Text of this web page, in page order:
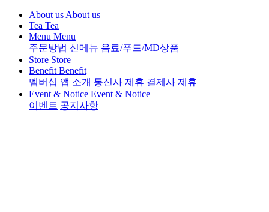
About us About us
Tea Tea
Menu Menu
주문방법 신메뉴 음료/푸드/MD상품
Store Store
Benefit Benefit
멤버십 앱 소개 통신사 제휴 결제사 제휴
Event & Notice Event & Notice
이벤트 공지사항